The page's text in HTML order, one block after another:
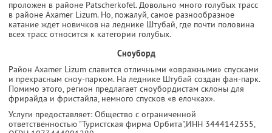
проложен в районе Patscherkofel. Довольно много голубых трасс
в районе Axamer Lizum. Но, пожалуй, самое разнообразное
катание ждет новичков на леднике Штубай, где почти половина
всех трасс относится к категории голубых.
Сноуборд
Район Axamer Lizum славится отличными «овражными» спусками
и прекрасным сноу-парком. На леднике Штубай создан фан-парк.
Помимо этого, регион предлагает сноубордистам склоны для
фрирайда и фристайла, немного спусков «в елочках».
Услуги предоставляет: Общество с ограниченной
ответственностью "Туристская фирма Орбита",ИНН 3444142355,